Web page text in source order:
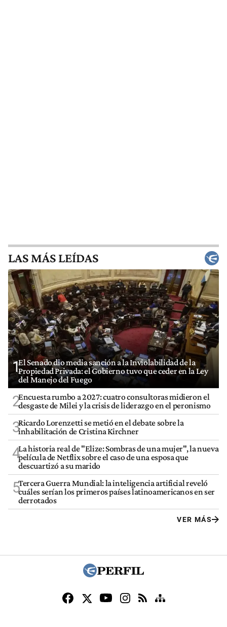
LAS MÁS LEÍDAS
1El Senado dio media sanción a la Inviolabilidad de la
Propiedad Privada: el Gobierno tuvo que ceder en la Ley
del Manejo del Fuego
2Encuesta rumbo a 2027: cuatro consultoras midieron el
desgaste de Milei y la crisis de liderazgo en el peronismo
3Ricardo Lorenzetti se metió en el debate sobre la
inhabilitación de Cristina Kirchner
4La historia real de "Elize: Sombras de una mujer", la nueva
película de Netflix sobre el caso de una esposa que
descuartizó a su marido
5Tercera Guerra Mundial: la inteligencia artificial reveló
cuáles serían los primeros países latinoamericanos en ser
derrotados
VER MÁS